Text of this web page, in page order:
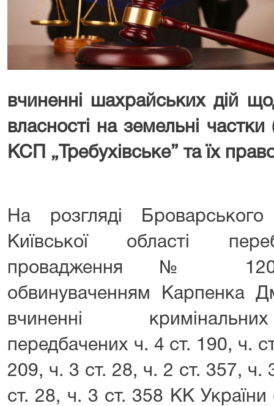
вчиненні шахрайських дій
власності на земельні
КСП „Требухівське” та їх
На розгляді Броварського
Київської області
провадження №
обвинуваченням Карпенка
вчиненні
передбачених ч. 4 ст. 190, ч.
209, ч. 3 ст. 28, ч. 2 ст. 357, ч.
ст. 28, ч. 3 ст. 358 КК